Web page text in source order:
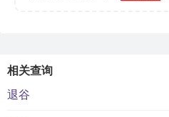
相关查询
退谷